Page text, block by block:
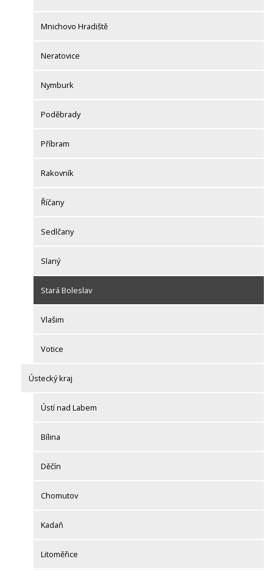
Mnichovo Hradiště
Neratovice
Nymburk
Poděbrady
Příbram
Rakovník
Říčany
Sedlčany
Slaný
Stará Boleslav
Vlašim
Votice
Ústecký kraj
Ústí nad Labem
Bílina
Děčín
Chomutov
Kadaň
Litoměřice